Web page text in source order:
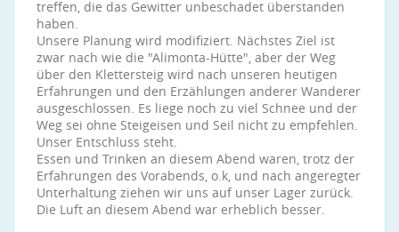
treffen, die das Gewitter unbeschadet überstanden
haben.
Unsere Planung wird modifiziert. Nächstes Ziel ist
zwar nach wie die "Alimonta-Hütte", aber der Weg
über den Klettersteig wird nach unseren heutigen
Erfahrungen und den Erzählungen anderer Wanderer
ausgeschlossen. Es liege noch zu viel Schnee und der
Weg sei ohne Steigeisen und Seil nicht zu empfehlen.
Unser Entschluss steht.
Essen und Trinken an diesem Abend waren, trotz der
Erfahrungen des Vorabends, o.k, und nach angeregter
Unterhaltung ziehen wir uns auf unser Lager zurück.
Die Luft an diesem Abend war erheblich besser.